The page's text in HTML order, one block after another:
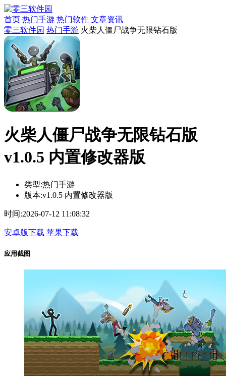
首页 热门手游 热门软件 文章资讯
零三软件园 热门手游 火柴人僵尸战争无限钻石版
火柴人僵尸战争无限钻石版
v1.0.5 内置修改器版
类型:热门手游
版本:v1.0.5 内置修改器版
时间:2026-07-12 11:08:32
安卓版下载 苹果下载
应用截图